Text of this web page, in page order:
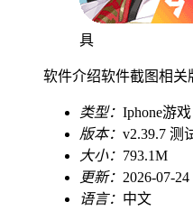
具
软件介绍软件截图相关
类型： Iphone游戏
版本： v2.39.7 测
大小： 793.1M
更新： 2026-07-24
语言： 中文